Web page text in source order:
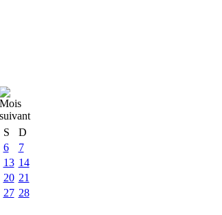
S
D
6
7
13 14
20 21
27 28